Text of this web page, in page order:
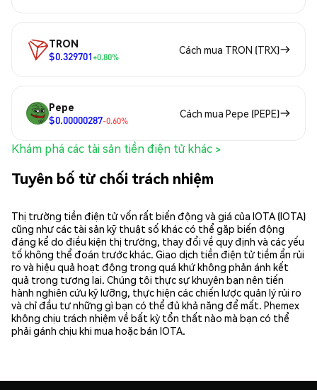
TRON
$0.329701+0.80%
Cách mua TRON (TRX)
Pepe
$0.00000287-0.60%
Cách mua Pepe (PEPE)
Khám phá các tài sản tiền điện tử khác >
Tuyên bố từ chối trách nhiệm
Thị trường tiền điện tử vốn rất biến động và giá của IOTA (IOTA)
cũng như các tài sản kỹ thuật số khác có thể gặp biến động
đáng kể do điều kiện thị trường, thay đổi về quy định và các yếu
tố không thể đoán trước khác. Giao dịch tiền điện tử tiềm ẩn rủi
ro và hiệu quả hoạt động trong quá khứ không phản ánh kết
quả trong tương lai. Chúng tôi thực sự khuyên bạn nên tiến
hành nghiên cứu kỹ lưỡng, thực hiện các chiến lược quản lý rủi ro
và chỉ đầu tư những gì bạn có thể đủ khả năng để mất. Phemex
không chịu trách nhiệm về bất kỳ tổn thất nào mà bạn có thể
phải gánh chịu khi mua hoặc bán IOTA.